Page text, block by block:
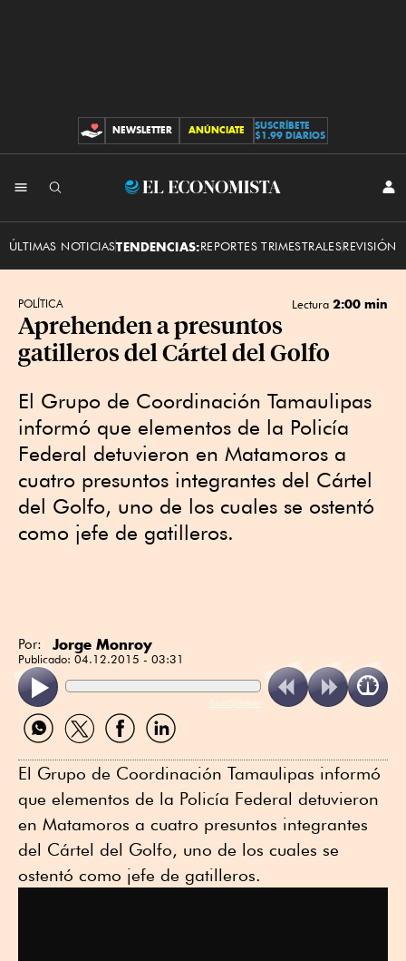
CONTRIBUCIONES
NEWSLETTER ANÚNCIATE
SUSCRÍBETE
$1.99 DIARIOS
El
ÚLTIMAS NOTICIASTENDENCIAS:REPORTES TRIMESTRALESREVISIÓN
POLÍTICA Lectura 2:00 min
Aprehenden a presuntos
gatilleros del Cártel del Golfo
El Grupo de Coordinación Tamaulipas
informó que elementos de la Policía
Federal detuvieron en Matamoros a
cuatro presuntos integrantes del Cártel
del Golfo, uno de los cuales se ostentó
como jefe de gatilleros.
Por: Jorge Monroy
Publicado: 04.12.2015 - 03:31
ReadSpeaker
Compartir
por
Compartir
por
Compartir
por
Compartir
por
El Grupo de Coordinación Tamaulipas informó
que elementos de la Policía Federal detuvieron
en Matamoros a cuatro presuntos integrantes
del Cártel del Golfo, uno de los cuales se
ostentó como jefe de gatilleros.